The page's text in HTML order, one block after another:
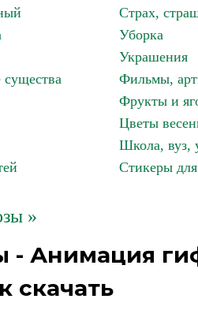
Страх,
Уборка
Украшения
существа
Фильмы,
Фрукты и
Цветы
Школа, вуз,
Стикеры
»
- Анимация
скачать